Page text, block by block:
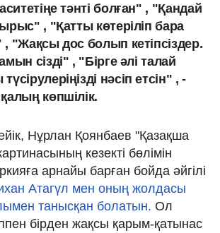
тәнті болған" , "Қандай
, "Қатты көтеріліп бара
"Жақсы дос болып кетіпсіздер.
сізді" , "Бірге әлі талай
нәсіп етсін" , -
көпшілік.
Нұрлан Қоянбаев "Қазақша
кезекті бөлімін
арнайы барған бойда әйгілі
Атагүл мен оның жолдасы
танысқан болатын. Ол
бірден жақсы қарым-қатынас